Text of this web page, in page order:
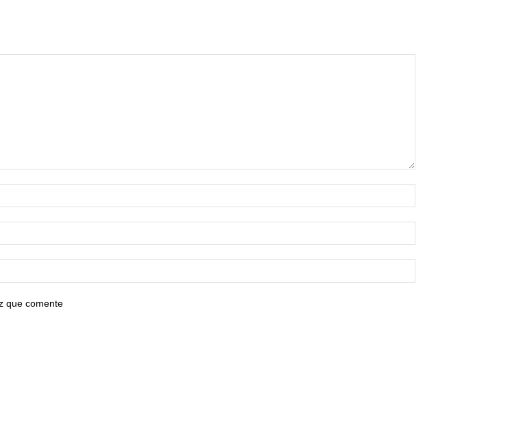
que comente